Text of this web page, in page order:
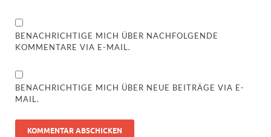
BENACHRICHTIGE MICH ÜBER NACHFOLGENDE
KOMMENTARE VIA E-MAIL.
BENACHRICHTIGE MICH ÜBER NEUE BEITRÄGE VIA E-
MAIL.